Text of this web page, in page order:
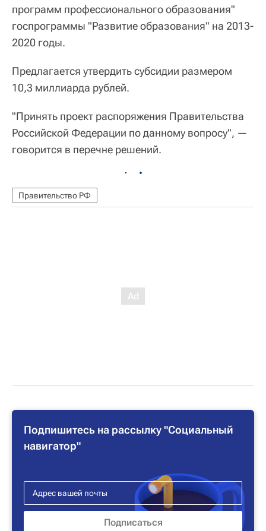
программ профессионального образования"
госпрограммы "Развитие образования" на 2013-
2020 годы.
Предлагается утвердить субсидии размером
10,3 миллиарда рублей.
"Принять проект распоряжения Правительства
Российской Федерации по данному вопросу", —
говорится в перечне решений.
Правительство РФ
Подпишитесь на рассылку "Социальный
навигатор"